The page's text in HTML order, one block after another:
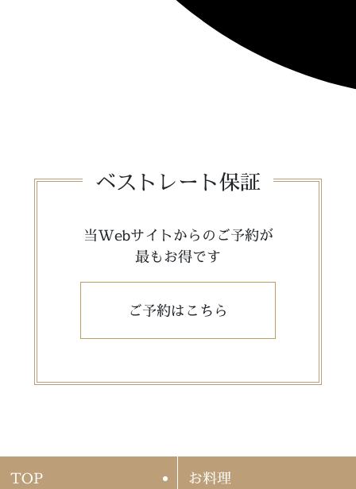
ベストレート保証
当Webサイトからのご予約が
最もお得です
ご予約はこちら
TOP お料理